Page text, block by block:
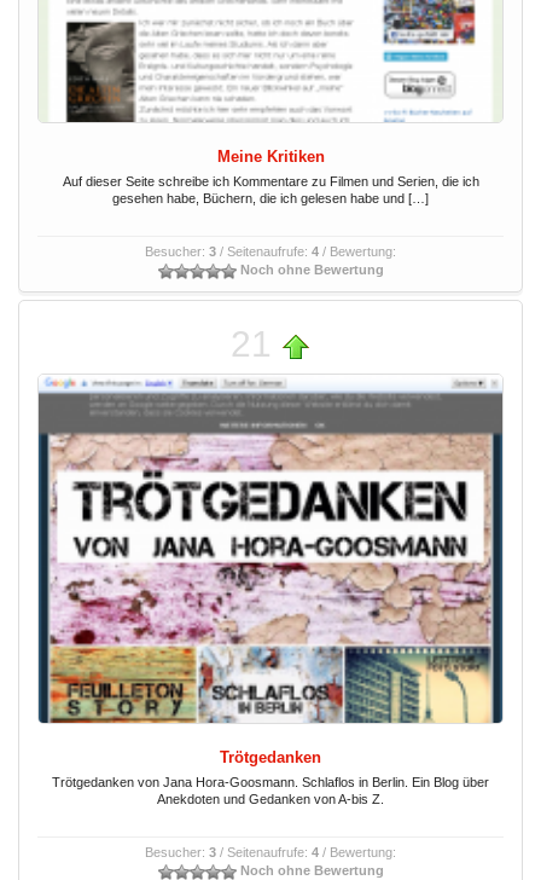
Meine Kritiken
Auf dieser Seite schreibe ich Kommentare zu Filmen und Serien, die ich
gesehen habe, Büchern, die ich gelesen habe und […]
Besucher: 3 / Seitenaufrufe: 4 / Bewertung:
Noch ohne Bewertung
21
Trötgedanken
Trötgedanken von Jana Hora-Goosmann. Schlaflos in Berlin. Ein Blog über
Anekdoten und Gedanken von A-bis Z.
Besucher: 3 / Seitenaufrufe: 4 / Bewertung:
Noch ohne Bewertung